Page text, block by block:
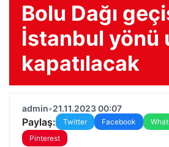
Bolu Dağı
İstanbul yönü
kapatılacak
admin•21.11.2023 00:07
Paylaş: Twitter Facebook
Pinterest